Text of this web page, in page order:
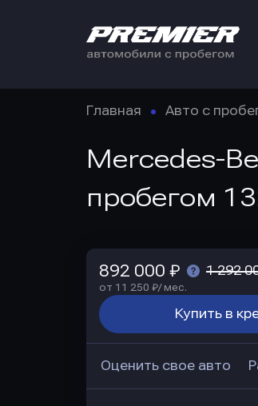
Главная Авто с
Mercedes-
пробегом
892 000 ₽ 1 292
от 11 250 ₽/ мес.
Купить в
Оценить свое авто